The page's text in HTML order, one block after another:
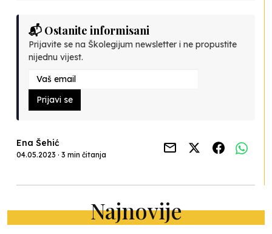
📬 Ostanite informisani
Prijavite se na Školegijum newsletter i ne propustite
nijednu vijest.
Prijavi se
Ena Šehić
04.05.2023 · 3 min čitanja
Najnovije